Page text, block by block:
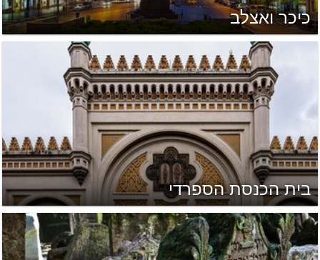
כיכר ואצלב
בית הכנסת הספרדי